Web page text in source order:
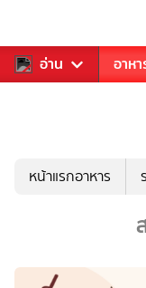
อ่าน
รวงการเพลง อาห
หน้าแรกอาหาร